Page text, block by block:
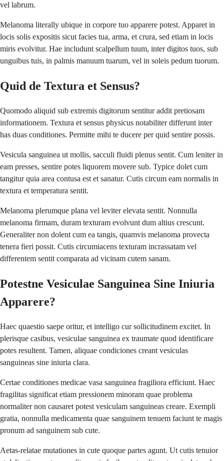
vel labrum.
Melanoma literally ubique in corpore tuo apparere potest. Apparet in
locis solis expositis sicut facies tua, arma, et crura, sed etiam in locis
miris evolvitur. Hae includunt scalpellum tuum, inter digitos tuos, sub
unguibus tuis, in palmis manuum tuarum, vel in soleis pedum tuorum.
Quid de Textura et Sensus?
Quomodo aliquid sub extremis digitorum sentitur addit pretiosam
informationem. Textura et sensus physicus notabiliter differunt inter
has duas conditiones. Permitte mihi te ducere per quid sentire possis.
Vesicula sanguinea ut mollis, sacculi fluidi plenus sentit. Cum leniter in
eam presses, sentire potes liquorem movere sub. Typice dolet cum
tangitur quia area contusa est et sanatur. Cutis circum eam normalis in
textura et temperatura sentit.
Melanoma plerumque plana vel leviter elevata sentit. Nonnulla
melanoma firmam, duram texturam evolvunt dum altius crescunt.
Generaliter non dolent cum ea tangis, quamvis melanoma provecta
tenera fieri possit. Cutis circumiacens texturam incrassatam vel
differentem sentit comparata ad vicinam cutem sanam.
Potestne Vesiculae Sanguinea Sine Iniuria
Apparere?
Haec quaestio saepe oritur, et intelligo cur sollicitudinem excitet. In
plerisque casibus, vesiculae sanguinea ex traumate quod identificare
potes resultent. Tamen, aliquae condiciones creant vesiculas
sanguineas sine iniuria clara.
Certae conditiones medicae vasa sanguinea fragiliora efficiunt. Haec
fragilitas significat etiam pressionem minoram quae problema
normaliter non causaret potest vesiculam sanguineas creare. Exempli
gratia, nonnulla medicamenta quae sanguinem tenuem faciunt te magis
pronum ad sanguinem sub cute.
Aetas-relatae mutationes in cute quoque partes agunt. Ut cutis tenuior